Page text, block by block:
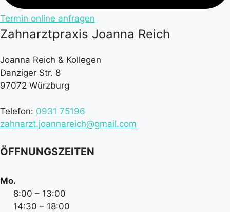
Termin online anfragen
Zahnarztpraxis Joanna Reich
Joanna Reich & Kollegen
Danziger Str. 8
97072 Würzburg
Telefon: 0931 75196
zahnarzt.joannareich@gmail.com
ÖFFNUNGSZEITEN
Mo.
8:00 – 13:00
14:30 – 18:00